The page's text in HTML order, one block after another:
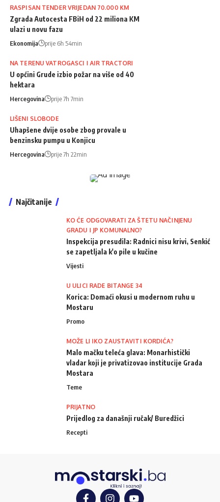
RASPISAN TENDER VRIJEDAN 70.000 KM
Zgrada Autocesta FBiH od 22 miliona KM
ulazi u novu fazu
Ekonomija prije 6h 54min
NA TERENU VATROGASCI I AIR TRACTORI
U općini Grude izbio požar na više od 40
hektara
Hercegovina prije 7h 7min
LIŠENI SLOBODE
Uhapšene dvije osobe zbog provale u
benzinsku pumpu u Konjicu
Hercegovina prije 7h 22min
Najčitanije
KO ĆE ODGOVARATI ZA ŠTETU NAČINJENU
GRADU I JP KOMUNALNO?
Inspekcija presudila: Radnici nisu krivi, Senkić
se zapetljala k'o pile u kučine
Vijesti
U ULICI RADE BITANGE 34
Korica: Domaći okusi u modernom ruhu u
Mostaru
Promo
MOŽE LI IKO ZAUSTAVITI KORDIĆA?
Malo mačku teleća glava: Monarhistički
vladar koji je privatizovao institucije Grada
Mostara
Teme
PRIJATNO
Prijedlog za današnji ručak/ Buredžici
Recepti